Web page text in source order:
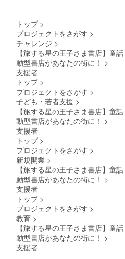
トップ >
プロジェクトをさがす >
チャレンジ >
【旅する星の王子さま書店】童
動型書店があなたの街に！ >
支援者
トップ >
プロジェクトをさがす >
子ども・若者支援 >
【旅する星の王子さま書店】童
動型書店があなたの街に！ >
支援者
トップ >
プロジェクトをさがす >
新規開業 >
【旅する星の王子さま書店】童
動型書店があなたの街に！ >
支援者
トップ >
プロジェクトをさがす >
教育 >
【旅する星の王子さま書店】童
動型書店があなたの街に！ >
支援者